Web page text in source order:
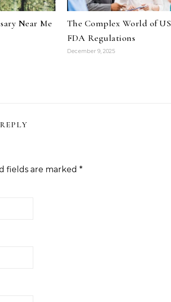
Near Me
The Complex World of US
FDA Regulations
December 9, 2025
fields are marked *